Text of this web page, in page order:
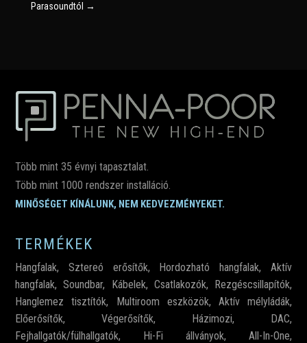
Parasoundtól →
Több mint 35 évnyi tapasztalat.
Több mint 1000 rendszer installáció.
MINŐSÉGET KÍNÁLUNK, NEM KEDVEZMÉNYEKET.
TERMÉKEK
Hangfalak,Sztereó erősítők, Hordozható hangfalak, Aktív
hangfalak,Soundbar, Kábelek, Csatlakozók, Rezgéscsillapítók,
Hanglemez tisztítók, Multiroom eszközök, Aktív mélyládák,
Előerősítők,Végerősítők, Házimozi, DAC,
Fejhallgatók/fülhallgatók, Hi-Fi állványok, All-In-One,